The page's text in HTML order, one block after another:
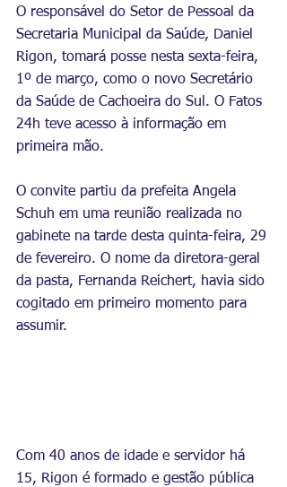
O responsável do Setor de Pessoal da
Secretaria Municipal da Saúde, Daniel
Rigon, tomará posse nesta sexta-feira,
1º de março, como o novo Secretário
da Saúde de Cachoeira do Sul. O Fatos
24h teve acesso à informação em
primeira mão.
O convite partiu da prefeita Angela
Schuh em uma reunião realizada no
gabinete na tarde desta quinta-feira, 29
de fevereiro. O nome da diretora-geral
da pasta, Fernanda Reichert, havia sido
cogitado em primeiro momento para
assumir.
Com 40 anos de idade e servidor há
15, Rigon é formado e gestão pública